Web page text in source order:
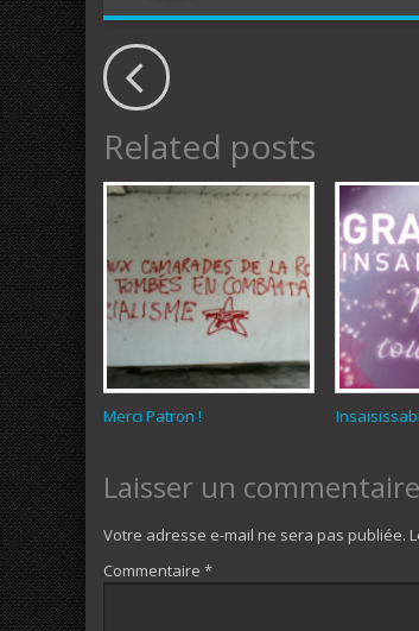
Related posts
Merci Patron !
Laisser un commentaire
Votre adresse e-mail ne sera pas publiée.
Commentaire *